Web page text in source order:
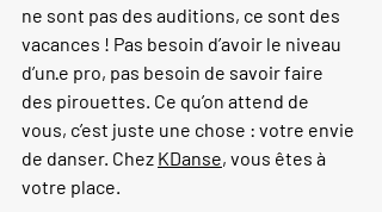
ne sont pas des auditions, ce sont des
vacances ! Pas besoin d’avoir le niveau
d’un·e pro, pas besoin de savoir faire
des pirouettes. Ce qu’on attend de
vous, c’est juste une chose : votre envie
de danser. Chez KDanse, vous êtes à
votre place.